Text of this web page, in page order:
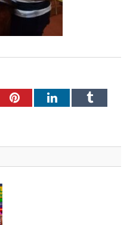
PinterestLinkedInTumblr